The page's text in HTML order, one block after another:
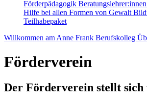
Förderpädagogik Beratungslehrer:innen
Hilfe bei allen Formen von Gewalt
Teilhabepaket
Willkommen am Anne Frank Berufskolleg
Förderverein
Der Förderverein stellt sich